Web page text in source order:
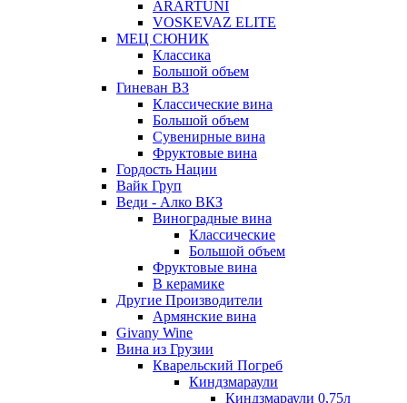
ARARTUNI
VOSKEVAZ ELITE
МЕЦ СЮНИК
Классика
Большой объем
Гиневан ВЗ
Классические вина
Большой объем
Сувенирные вина
Фруктовые вина
Гордость Нации
Вайк Груп
Веди - Алко ВКЗ
Виноградные вина
Классические
Большой объем
Фруктовые вина
В керамике
Другие Производители
Армянские вина
Givany Wine
Вина из Грузии
Кварельский Погреб
Киндзмараули
Киндзмараули 0,75л